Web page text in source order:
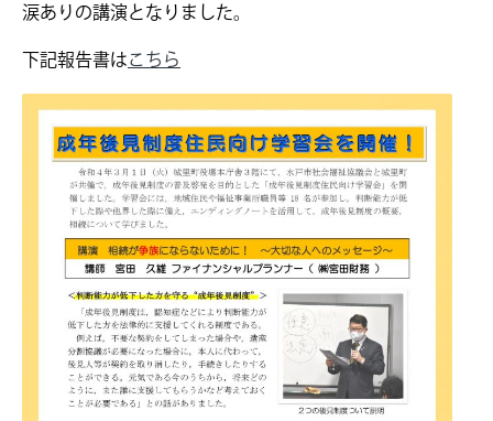
涙ありの講演となりました。
下記報告書はこちら